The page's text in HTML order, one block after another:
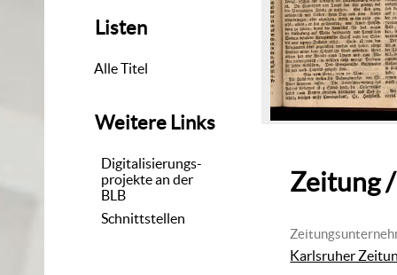
Listen
Alle Titel
Weitere Links
Digitalisierungs-
projekte an der
BLB
Schnittstellen
Zeitung
Karlsruher